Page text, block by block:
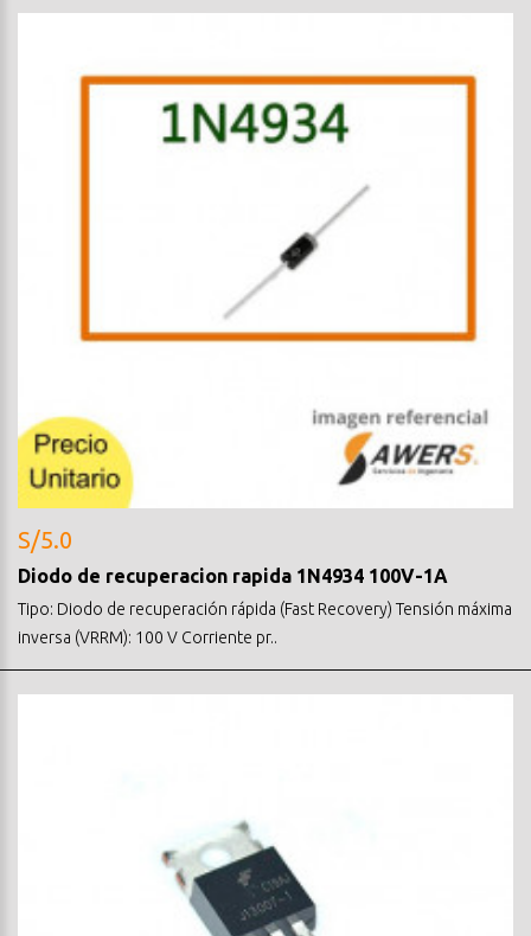
S/5.0
Diodo de recuperacion rapida 1N4934 100V-1A
Tipo: Diodo de recuperación rápida (Fast Recovery) Tensión máxima
inversa (VRRM): 100 V Corriente pr..